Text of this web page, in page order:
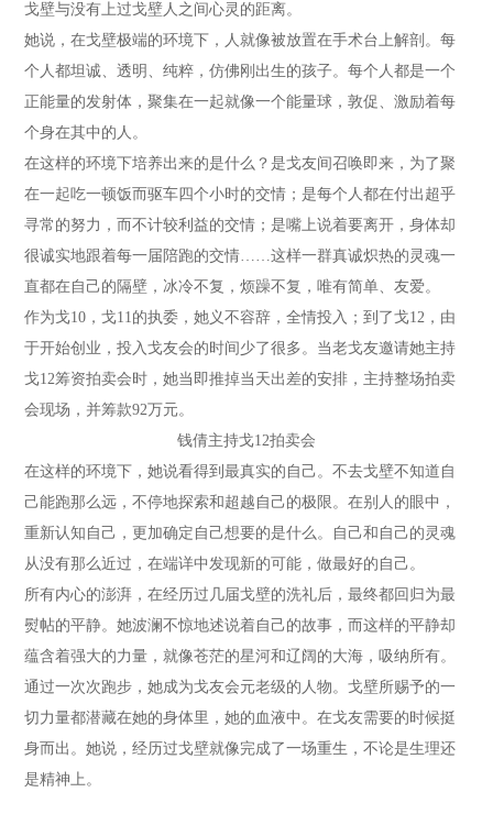
戈壁与没有上过戈壁人之间心灵的距离。
她说，在戈壁极端的环境下，人就像被放置在手术台上解剖。每
个人都坦诚、透明、纯粹，仿佛刚出生的孩子。每个人都是一个
正能量的发射体，聚集在一起就像一个能量球，敦促、激励着每
个身在其中的人。
在这样的环境下培养出来的是什么？是戈友间召唤即来，为了聚
在一起吃一顿饭而驱车四个小时的交情；是每个人都在付出超乎
寻常的努力，而不计较利益的交情；是嘴上说着要离开，身体却
很诚实地跟着每一届陪跑的交情……这样一群真诚炽热的灵魂一
直都在自己的隔壁，冰冷不复，烦躁不复，唯有简单、友爱。
作为戈10，戈11的执委，她义不容辞，全情投入；到了戈12，由
于开始创业，投入戈友会的时间少了很多。当老戈友邀请她主持
戈12筹资拍卖会时，她当即推掉当天出差的安排，主持整场拍卖
会现场，并筹款92万元。
钱倩主持戈12拍卖会
在这样的环境下，她说看得到最真实的自己。不去戈壁不知道自
己能跑那么远，不停地探索和超越自己的极限。在别人的眼中，
重新认知自己，更加确定自己想要的是什么。自己和自己的灵魂
从没有那么近过，在端详中发现新的可能，做最好的自己。
所有内心的澎湃，在经历过几届戈壁的洗礼后，最终都回归为最
熨帖的平静。她波澜不惊地述说着自己的故事，而这样的平静却
蕴含着强大的力量，就像苍茫的星河和辽阔的大海，吸纳所有。
通过一次次跑步，她成为戈友会元老级的人物。戈壁所赐予的一
切力量都潜藏在她的身体里，她的血液中。在戈友需要的时候挺
身而出。她说，经历过戈壁就像完成了一场重生，不论是生理还
是精神上。